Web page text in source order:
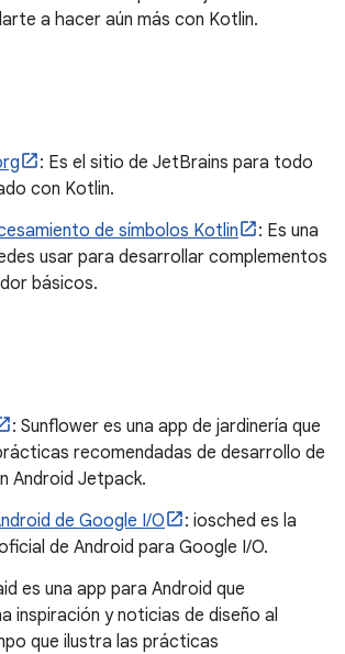
a hacer aún más con Kotlin.
: Es el sitio de JetBrains para todo
con Kotlin.
de símbolos Kotlin
: Es una
usar para desarrollar complementos
básicos.
: Sunflower es una app de jardinería que
recomendadas de desarrollo de
Android Jetpack.
de Google I/O
: iosched es la
de Android para Google I/O.
es una app para Android que
inspiración y noticias de diseño al
que ilustra las prácticas